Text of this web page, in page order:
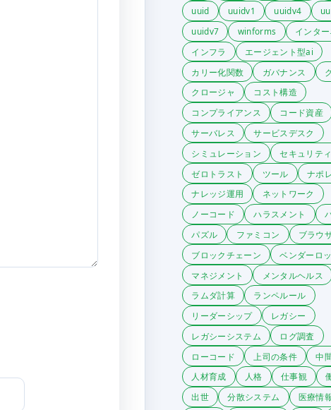
uuid uuidv1 uuidv4
uuidv7
winforms
インター
インフラ
エージェント型ai
カリー化関数
ガバナンス
クロージャ
コスト構造
コンプライアンス
コード資産
サーバレス
サービスデスク
シミュレーション
セキュリティ
ゼロトラスト
ツール
ナポ
ナレッジ運用
ネットワーク
ノーコード
ハラスメント
パズル
ファミコン
ブラウ
ブロックチェーン
ベンダーロ
マネジメント
メンタルヘルス
ラムダ計算
ランペルール
リーダーシップ
レガシー
レガシーシステム
ログ調査
ローコード
上司の条件
中
人材育成
人格 仕事観
出世
分散システム
医療情